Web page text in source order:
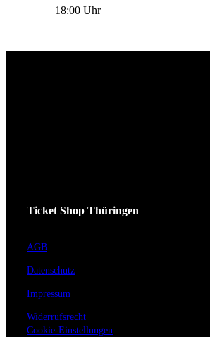
18:00 Uhr
Ticket Shop Thüringen
AGB
Datenschutz
Impressum
Widerrufsrecht
Cookie-Einstellungen